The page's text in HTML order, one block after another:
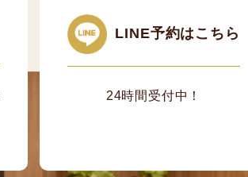
LINE予約はこちら
24時間受付中！